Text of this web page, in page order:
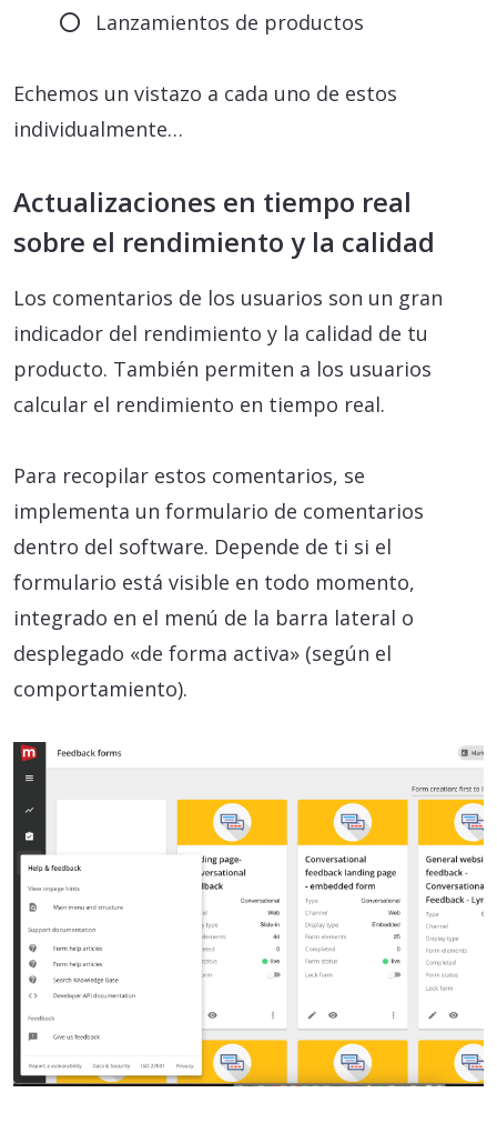
Lanzamientos de productos
Echemos un vistazo a cada uno de estos
individualmente…
Actualizaciones en tiempo real
sobre el rendimiento y la calidad
Los comentarios de los usuarios son un gran
indicador del rendimiento y la calidad de tu
producto. También permiten a los usuarios
calcular el rendimiento en tiempo real.
Para recopilar estos comentarios, se
implementa un formulario de comentarios
dentro del software. Depende de ti si el
formulario está visible en todo momento,
integrado en el menú de la barra lateral o
desplegado «de forma activa» (según el
comportamiento).